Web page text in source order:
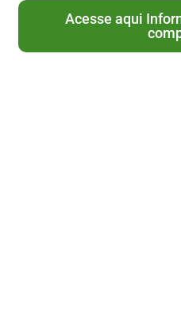
Acesse aqui